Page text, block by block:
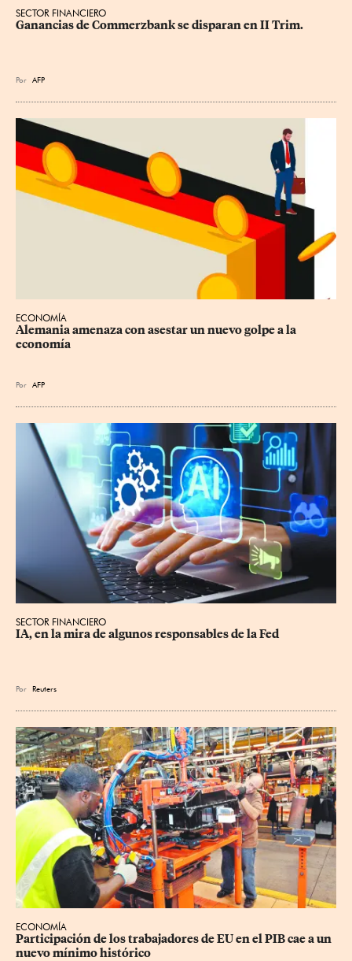
SECTOR FINANCIERO
Ganancias de Commerzbank se disparan en II Trim.
Por AFP
ECONOMÍA
Alemania amenaza con asestar un nuevo golpe a la
economía
Por AFP
SECTOR FINANCIERO
IA, en la mira de algunos responsables de la Fed
Por Reuters
ECONOMÍA
Participación de los trabajadores de EU en el PIB cae a un
nuevo mínimo histórico